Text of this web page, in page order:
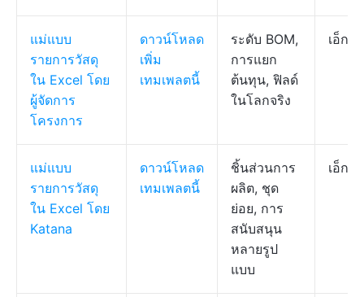
แม่แบบ
รายการวัสดุ
ใน Excel โดย
ผู้จัดการ
โครงการ
ดาวน์โหลด
เพิ่ม
เทมเพลตนี้
ระดับ BOM,
การแยก
ต้นทุน, ฟิลด์
ในโลกจริง
เอ็กเ
แม่แบบ
รายการวัสดุ
ใน Excel โดย
Katana
ดาวน์โหลด
เทมเพลตนี้
ชิ้นส่วนการ
ผลิต, ชุด
ย่อย, การ
สนับสนุน
หลายรูป
แบบ
เอ็กเ